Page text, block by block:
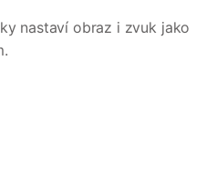
nastaví obraz i zvuk jako